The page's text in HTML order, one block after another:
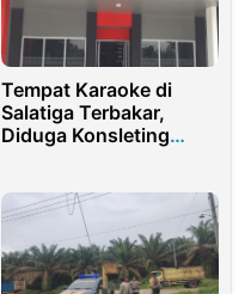
Tempat Karaoke di
Salatiga Terbakar,
Diduga Konsleting